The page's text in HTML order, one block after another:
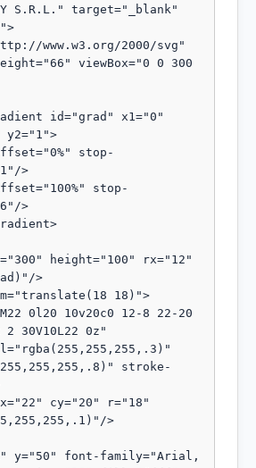
S.R.L." target="_blank"
www.w3.org/2000/svg"
viewBox="0 0 300
y2="1">
>
>
>
2 30V10L22 0z"
stroke-
>